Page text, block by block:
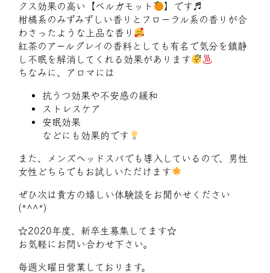
クス効果の高い【ベルガモット
】です♬
柑橘系のみずみずしい香りとフローラル系の香りが合
わさったような上品な香り
紅茶のアールグレイの香料としても有名で気分を鎮静
し不眠を解消してくれる効果があります
ちなみに、アロマには
抗うつ効果や不安感の緩和
ストレスケア
安眠効果
などにも効果的です
また、メンズヘッドスパでも導入しているので、男性
女性どちらでもお試しいただけます
ぜひ次は貴方の嬉しい体験談をお聞かせください
(*^^*)
☆2020年度、新卒生募集してます☆
お気軽にお問い合わせ下さい。
毎週火曜日営業しております。